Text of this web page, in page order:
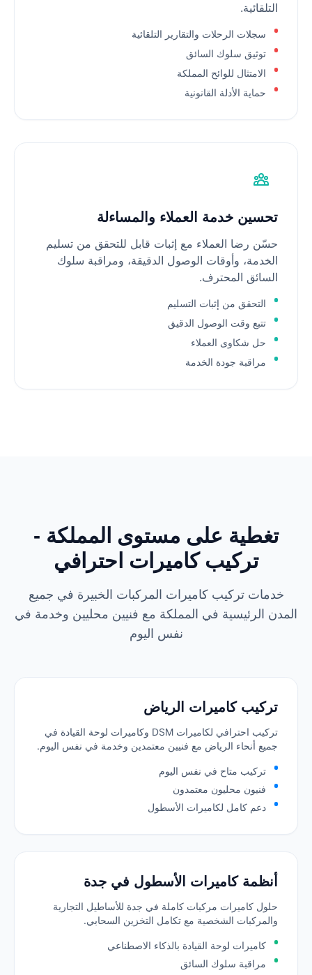
التلقائية.
سجلات الرحلات والتقارير التلقائية
توثيق سلوك السائق
الامتثال للوائح المملكة
حماية الأدلة القانونية
تحسين خدمة العملاء والمساءلة
حسّن رضا العملاء مع إثبات قابل للتحقق من تسليم
الخدمة، وأوقات الوصول الدقيقة، ومراقبة سلوك
السائق المحترف.
التحقق من إثبات التسليم
تتبع وقت الوصول الدقيق
حل شكاوى العملاء
مراقبة جودة الخدمة
تغطية على مستوى المملكة -
تركيب كاميرات احترافي
خدمات تركيب كاميرات المركبات الخبيرة في جميع
المدن الرئيسية في المملكة مع فنيين محليين وخدمة في
نفس اليوم
تركيب كاميرات الرياض
تركيب احترافي لكاميرات DSM وكاميرات لوحة القيادة في
جميع أنحاء الرياض مع فنيين معتمدين وخدمة في نفس اليوم.
تركيب متاح في نفس اليوم
فنيون محليون معتمدون
دعم كامل لكاميرات الأسطول
أنظمة كاميرات الأسطول في جدة
حلول كاميرات مركبات كاملة في جدة للأساطيل التجارية
والمركبات الشخصية مع تكامل التخزين السحابي.
كاميرات لوحة القيادة بالذكاء الاصطناعي
مراقبة سلوك السائق